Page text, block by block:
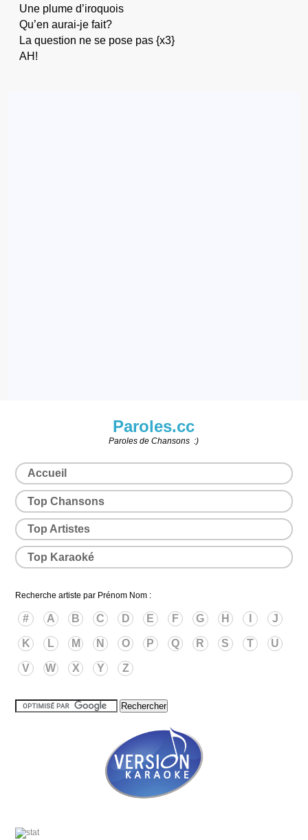
Une plume d’iroquois
Qu’en aurai-je fait?
La question ne se pose pas {x3}
AH!
Paroles.cc
Paroles de Chansons :)
Accueil
Top Chansons
Top Artistes
Top Karaoké
Recherche artiste par Prénom Nom :
# A B C D E F G H J
K L M N O P Q R S T U
V W X Y Z